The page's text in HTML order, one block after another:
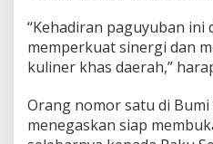
t
n
d
e
m
b
“Kehadiran paguyuban ini
memperkuat sinergi dan
kuliner khas daerah,”
Orang nomor satu di
menegaskan siap